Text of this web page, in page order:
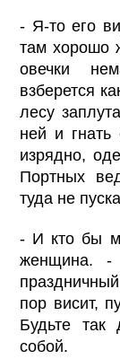
- Я-то его
там хорошо
овечки
взберется
лесу
ней и
изрядно,
Портных
туда не
- И кто бы
женщина. -
пор висит,
Будьте так
собой.